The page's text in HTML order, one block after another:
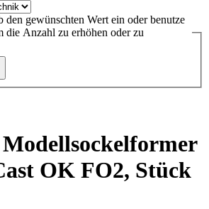
gewünschten Wert ein oder benutze
die Anzahl zu erhöhen oder zu
OK FO2, Stück